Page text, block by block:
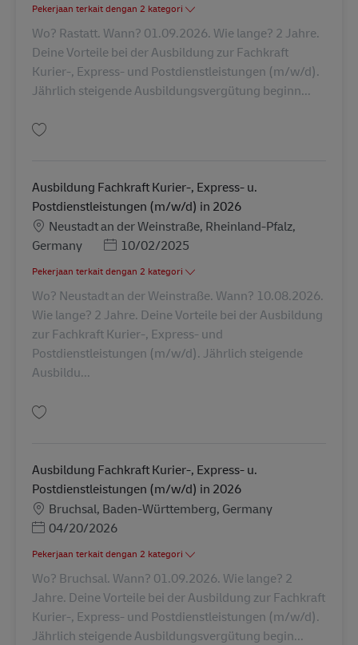
Pekerjaan terkait dengan 2 kategori
Wo? Rastatt. Wann? 01.09.2026. Wie lange? 2 Jahre.
Deine Vorteile bei der Ausbildung zur Fachkraft
Kurier-, Express- und Postdienstleistungen (m/w/d).
Jährlich steigende Ausbildungsvergütung beginn...
Ausbildung Fachkraft Kurier-, Express- u.
Postdienstleistungen (m/w/d) in 2026
LokasiNeustadt an der Weinstraße, Rheinland-Pfalz,
Germany
Posted Date
10/02/2025
Pekerjaan terkait dengan 2 kategori
Wo? Neustadt an der Weinstraße. Wann? 10.08.2026.
Wie lange? 2 Jahre. Deine Vorteile bei der Ausbildung
zur Fachkraft Kurier-, Express- und
Postdienstleistungen (m/w/d). Jährlich steigende
Ausbildu...
Ausbildung Fachkraft Kurier-, Express- u.
Postdienstleistungen (m/w/d) in 2026
LokasiBruchsal, Baden-Württemberg, Germany
Posted Date
04/20/2026
Pekerjaan terkait dengan 2 kategori
Wo? Bruchsal. Wann? 01.09.2026. Wie lange? 2
Jahre. Deine Vorteile bei der Ausbildung zur Fachkraft
Kurier-, Express- und Postdienstleistungen (m/w/d).
Jährlich steigende Ausbildungsvergütung begin...